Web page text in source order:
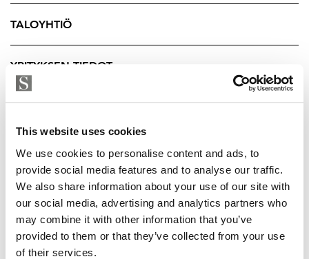
This website uses cookies
We use cookies to personalise content and ads, to
provide social media features and to analyse our traffic.
We also share information about your use of our site with
our social media, advertising and analytics partners who
may combine it with other information that you’ve
provided to them or that they’ve collected from your use
of their services.
Esittelyt ja myynti:
Marianne Beckman
marianne@strand.fi
0400 879 816
TALOYHTIÖ
YRITYKSEN TIEDOT